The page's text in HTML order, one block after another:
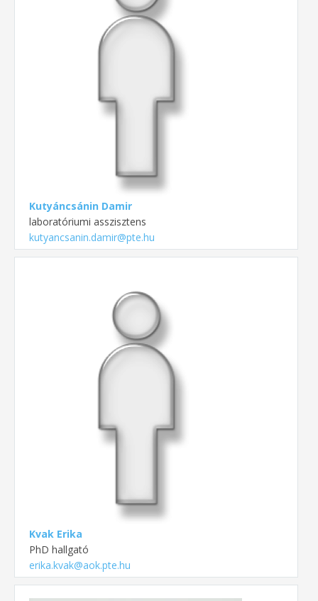
Kutyáncsánin Damir
laboratóriumi asszisztens
kutyancsanin.damir@pte.hu
Kvak Erika
PhD hallgató
erika.kvak@aok.pte.hu